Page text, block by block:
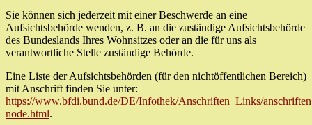
Sie können sich jederzeit mit einer Beschwerde an eine
Aufsichtsbehörde wenden, z. B. an die zuständige Aufsichtsbehörde
des Bundeslands Ihres Wohnsitzes oder an die für uns als
verantwortliche Stelle zuständige Behörde.
Eine Liste der Aufsichtsbehörden (für den nichtöffentlichen Bereich)
mit Anschrift finden Sie unter:
https://www.bfdi.bund.de/DE/Infothek/Anschriften_Links/
node.html.